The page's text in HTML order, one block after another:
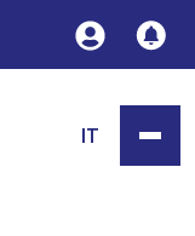
IT